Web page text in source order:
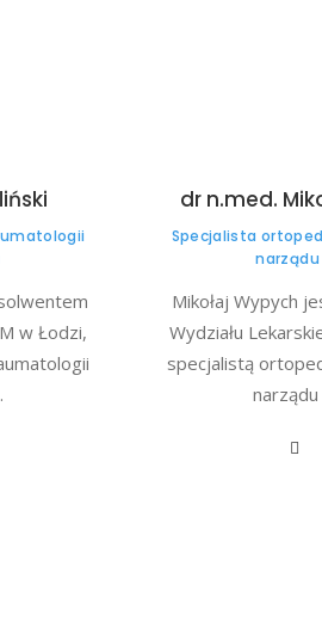
w Łodzi,
dr n.med.
Specjalista
Mikołaj Wypych
Wydziału
specjalistą
narządu